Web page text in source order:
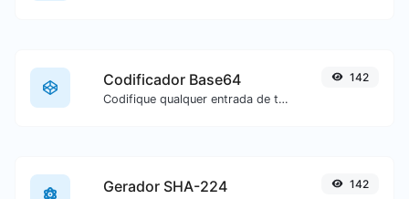
Codificador Base64
Codifique qualquer entrada de texto em Base64.
142
Gerador SHA-224 142